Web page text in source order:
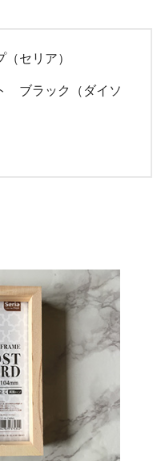
セリア）
ブラック（ダイソ